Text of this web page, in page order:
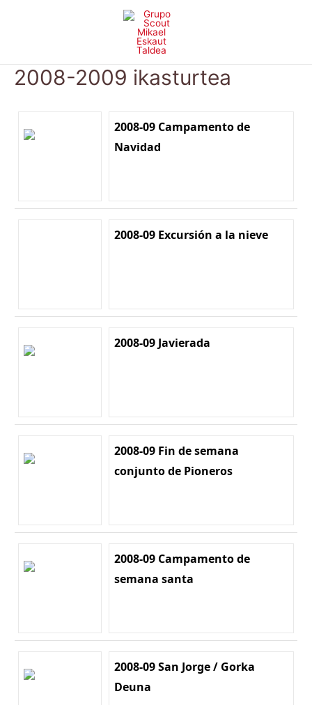
2008-2009 ikasturtea
2008-09 Campamento de
Navidad
2008-09 Excursión a la nieve
2008-09 Javierada
2008-09 Fin de semana
conjunto de Pioneros
2008-09 Campamento de
semana santa
2008-09 San Jorge / Gorka
Deuna